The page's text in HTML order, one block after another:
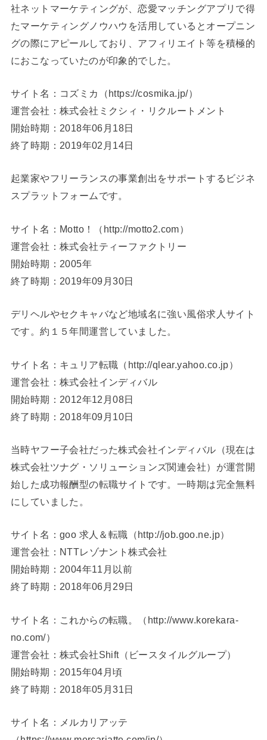
社ネットマーケティングが、恋愛マッチングアプリで得
たマーケティングノウハウを活用しているとオープニン
グの際にアピールしており、アフィリエイト等を積極的
におこなっていたのが印象的でした。
サイト名：コズミカ（https://cosmika.jp/）
運営会社：株式会社ミクシィ・リクルートメント
開始時期：2018年06月18日
終了時期：2019年02月14日
起業家やフリーランスの事業創出をサポートするビジネ
スプラットフォームです。
サイト名：Motto！（http://motto2.com）
運営会社：株式会社ティーファクトリー
開始時期：2005年
終了時期：2019年09月30日
デリヘルやセクキャバなど地域名に強い風俗求人サイト
です。約１５年間運営していました。
サイト名：キュリア転職（http://qlear.yahoo.co.jp）
運営会社：株式会社インディバル
開始時期：2012年12月08日
終了時期：2018年09月10日
当時ヤフー子会社だった株式会社インディバル（現在は
株式会社ツナグ・ソリューションズ関連会社）が運営開
始した成功報酬型の転職サイトです。一時期は完全無料
にしていました。
サイト名：goo 求人＆転職（http://job.goo.ne.jp）
運営会社：NTTレゾナント株式会社
開始時期：2004年11月以前
終了時期：2018年06月29日
サイト名：これからの転職。（http://www.korekara-
no.com/）
運営会社：株式会社Shift（ビースタイルグループ）
開始時期：2015年04月頃
終了時期：2018年05月31日
サイト名：メルカリアッテ